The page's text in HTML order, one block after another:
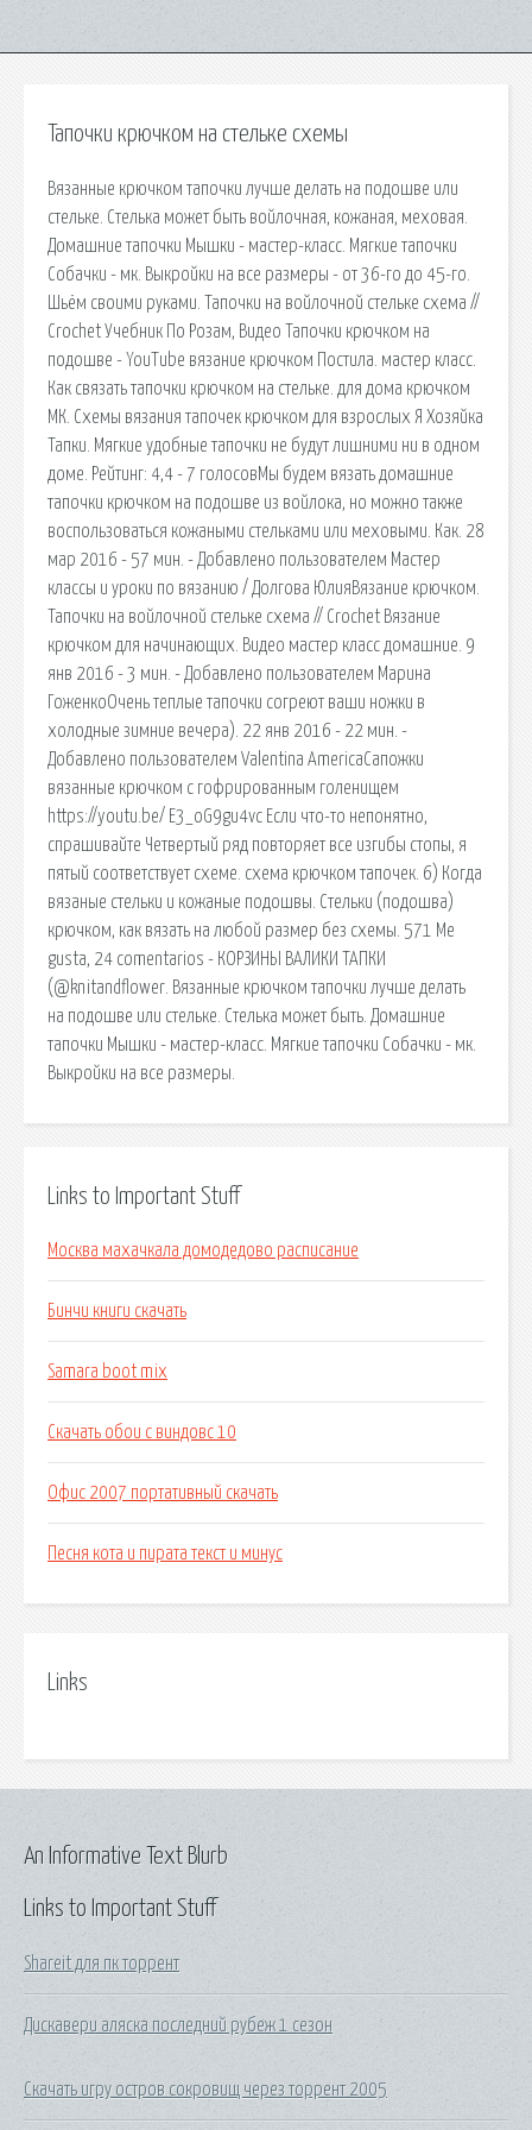
Тапочки крючком на стельке схемы
Вязанные крючком тапочки лучше делать на подошве или
стельке. Стелька может быть войлочная, кожаная, меховая.
Домашние тапочки Мышки - мастер-класс. Мягкие тапочки
Собачки - мк. Выкройки на все размеры - от 36-го до 45-го.
Шьём своими руками. Тапочки на войлочной стельке схема //
Crochet Учебник По Розам, Видео Тапочки крючком на
подошве - YouTube вязание крючком Постила. мастер класс.
Как связать тапочки крючком на стельке. для дома крючком
МК. Схемы вязания тапочек крючком для взрослых Я Хозяйка
Тапки. Мягкие удобные тапочки не будут лишними ни в одном
доме. Рейтинг: 4,4 - 7 голосовМы будем вязать домашние
тапочки крючком на подошве из войлока, но можно также
воспользоваться кожаными стельками или меховыми. Как. 28
мар 2016 - 57 мин. - Добавлено пользователем Мастер
классы и уроки по вязанию / Долгова ЮлияВязание крючком.
Тапочки на войлочной стельке схема // Crochet Вязание
крючком для начинающих. Видео мастер класс домашние. 9
янв 2016 - 3 мин. - Добавлено пользователем Марина
ГоженкоОчень теплые тапочки согреют ваши ножки в
холодные зимние вечера). 22 янв 2016 - 22 мин. -
Добавлено пользователем Valentina AmericaСапожки
вязанные крючком с гофрированным голенищем
https://youtu.be/ E3_oG9gu4vc Если что-то непонятно,
спрашивайте Четвертый ряд повторяет все изгибы стопы, я
пятый соответствует схеме. схема крючком тапочек. 6) Когда
вязаные стельки и кожаные подошвы. Стельки (подошва)
крючком, как вязать на любой размер без схемы. 571 Me
gusta, 24 comentarios - КОРЗИНЫ ВАЛИКИ ТАПКИ
(@knitandflower. Вязанные крючком тапочки лучше делать
на подошве или стельке. Стелька может быть. Домашние
тапочки Мышки - мастер-класс. Мягкие тапочки Собачки - мк.
Выкройки на все размеры.
Links to Important Stuff
Москва махачкала домодедово расписание
Бинчи книги скачать
Samara boot mix
Скачать обои с виндовс 10
Офис 2007 портативный скачать
Песня кота и пирата текст и минус
Links
Links to Important Stuff
Shareit для пк торрент
Дискавери аляска последний рубеж 1 сезон
Скачать игру остров сокровищ через торрент 2005
An Informative Text Blurb